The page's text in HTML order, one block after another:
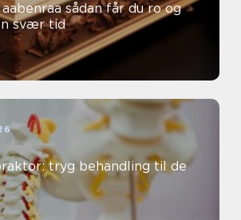
får du ro og
svær tid
tryg behandling til de